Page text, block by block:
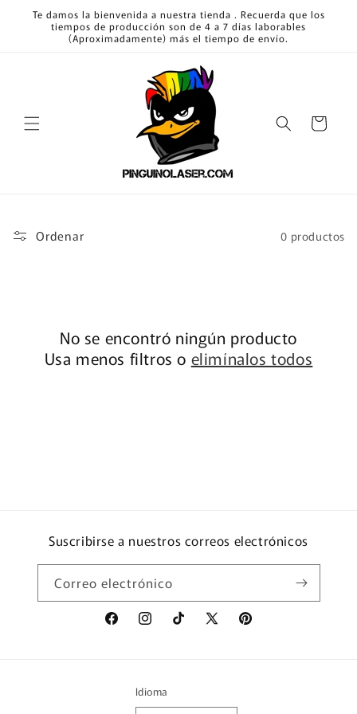
directamente
al contenido
Te damos la bienvenida a nuestra tienda . Recuerda que los
tiempos de producción son de 4 a 7 días laborables
(Aproximadamente) más el tiempo de envío.
Carrito
Ordenar 0 productos
No se encontró ningún producto
Usa menos filtros o elimínalos todos
Suscribirse a nuestros correos electrónicos
Correo electrónico
FacebookInstagramTikTok
X
Pinterest
Idioma